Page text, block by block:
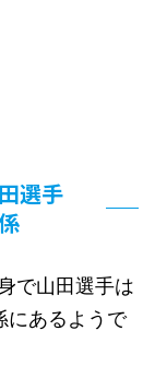
選手
で山田選手は
にあるようで